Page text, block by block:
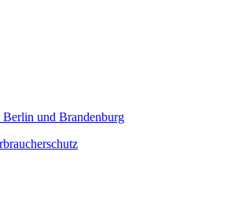
und Brandenburg